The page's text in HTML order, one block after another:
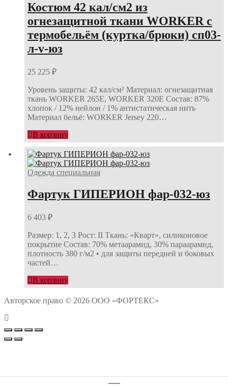
Костюм 42 кал/см2 из
огнезащитной ткани WORKER с
термобельём (куртка/брюки) сп03-
л-v-юз
25 225 ₽
Уровень защиты: 42 кал/см² Материал: огнезащитная
ткань WORKER 265E, WORKER 320E Состав: 87%
хлопок / 12% нейлон / 1% антистатическая нить
Материал бельё: WORKER Jersey 220…
В корзину
Одежда специальная
Фартук ГИПЕРИОН фар-032-юз
6 403 ₽
Размер: 1, 2, 3 Рост: II Ткань: «Кварт», силиконовое
покрытие Состав: 70% метаарамид, 30% параарамид,
плотность 380 г/м2 • для защиты передней и боковых
частей…
В корзину
Авторское право © 2026 ООО «ФОРТЕКС»